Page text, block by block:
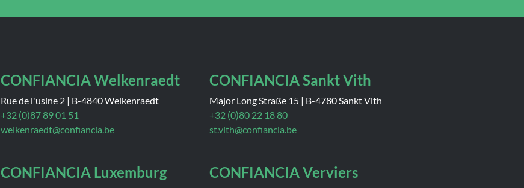
CONFIANCIA Welkenraedt
Rue de l'usine 2 | B-4840 Welkenraedt
+32 (0)87 89 01 51
welkenraedt@confiancia.be
CONFIANCIA Sankt Vith
Major Long Straße 15 | B-4780 Sankt Vith
+32 (0)80 22 18 80
st.vith@confiancia.be
CONFIANCIA Luxemburg CONFIANCIA Verviers